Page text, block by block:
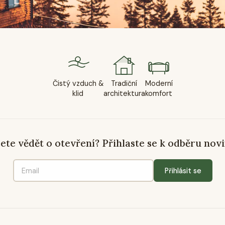
Čistý vzduch &
klid
Tradiční
architektura
Moderní
komfort
vědět o otevření? Přihlaste se k odběru
Přihlásit se